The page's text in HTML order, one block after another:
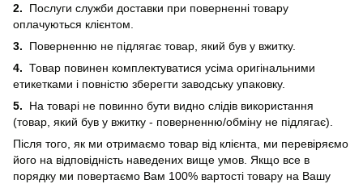
2. Послуги служби доставки при поверненні товару
оплачуються клієнтом.
3.
Поверненню не підлягає товар, який був у вжитку.
4. Товар повинен комплектуватися усіма оригінальними
етикетками і повністю зберегти заводську упаковку.
5. На товарі не повинно бути видно слідів використання
(товар, який був у вжитку - поверненню/обміну не підлягає).
Після того, як ми отримаємо товар від клієнта, ми перевіряємо
його на відповідність наведених вище умов. Якщо все в
порядку ми повертаємо Вам 100% вартості товару на Вашу